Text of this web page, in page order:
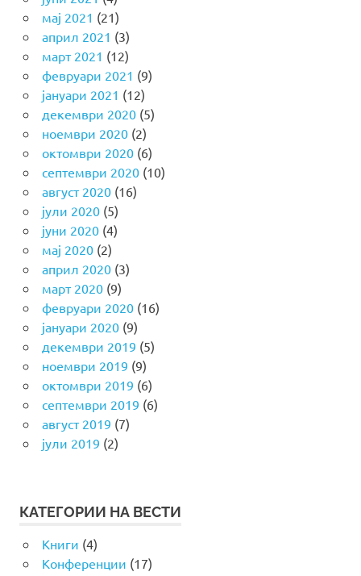
мај 2021 (21)
април 2021 (3)
март 2021 (12)
февруари 2021 (9)
јануари 2021 (12)
декември 2020(5)
ноември 2020(2)
октомври 2020(6)
септември 2020(10)
август 2020(16)
јули 2020(5)
јуни 2020(4)
мај 2020(2)
април 2020(3)
март 2020(9)
февруари 2020(16)
јануари 2020(9)
декември 2019 (5)
ноември 2019 (9)
октомври 2019 (6)
септември 2019 (6)
август 2019 (7)
јули 2019 (2)
КАТЕГОРИИ НА ВЕСТИ
Книги (4)
Конференции (17)